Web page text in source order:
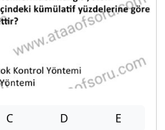
C D E